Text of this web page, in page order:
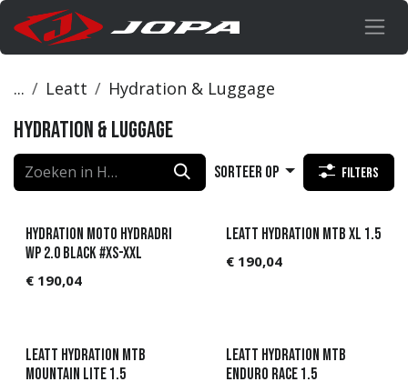
Overslaan naar inhoud
... Leatt Hydration & Luggage
Hydration & Luggage
Sorteer op Filters
Hydration Moto HydraDri
WP 2.0 Black #XS-XXL
€ 190,04
Leatt Hydration MTB XL 1.5
€ 190,04
Leatt Hydration MTB
Mountain Lite 1.5
Leatt Hydration MTB
Enduro Race 1.5